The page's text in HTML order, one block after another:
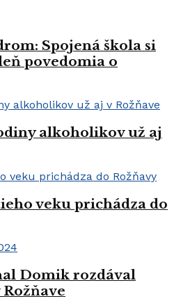
Spojená škola si
povedomia o
alkoholikov už aj
veku prichádza do
Domik rozdával